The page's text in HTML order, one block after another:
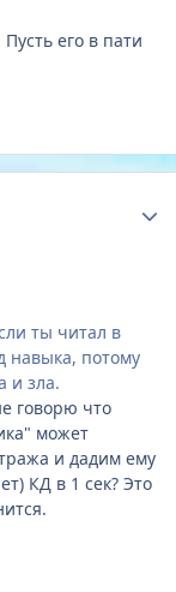
его в пати
ты читал в
навыка, потому
и зла.
говорю что
может
и дадим ему
КД в 1 сек? Это